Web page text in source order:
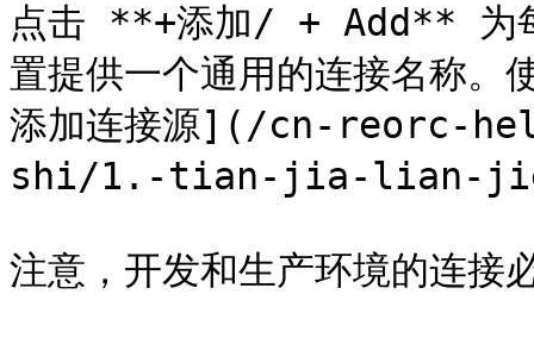
点击 **+添加/ + Add** 为每
置提供一个通用的连接名称
添加连接源](/cn-reorc-
shi/1.-tian-jia-lian-jie-
注意，开发和生产环境的连接